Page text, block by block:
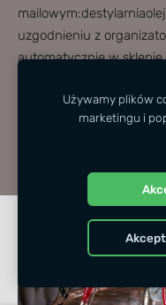
mailowym:
uzgodnieniu z
automatycznie w sklepie
W wyjątkowych
na płatność gotówką
uzgodnieniu i
Używamy plików
marketingu i